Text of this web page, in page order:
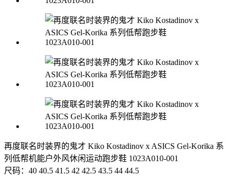
再度联名时装界的鬼才 Kiko Kostadinov x ASICS Gel-Korika 系
列低帮机能户外风休闲运动跑步鞋 1023A010-001
尺码：40 40.5 41.5 42 42.5 43.5 44 44.5